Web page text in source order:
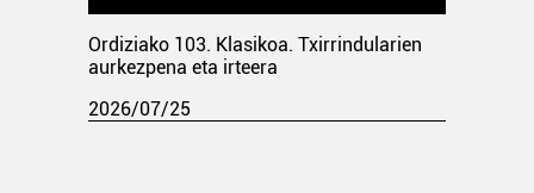
Ordiziako 103. Klasikoa. Txirrindularien
aurkezpena eta irteera
2026/07/25